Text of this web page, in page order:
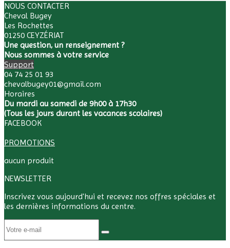
NOUS CONTACTER
Cheval Bugey
Les Rochettes
01250 CEYZÉRIAT
Une question, un renseignement ?
Nous sommes à votre service
Support
04 74 25 01 93
chevalbugey01@gmail.com
Horaires
Du mardi au samedi de 9h00 à 17h30
(Tous les jours durant les vacances scolaires)
FACEBOOK
PROMOTIONS
aucun produit
NEWSLETTER
Inscrivez vous aujourd'hui et recevez nos offres spéciales et
les dernières informations du centre.